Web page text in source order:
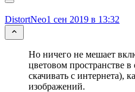
DistortNeo1 сен 2019 в 13:32
Но ничего не мешает
цветовом пространстве
скачивать с интернета),
изображений.